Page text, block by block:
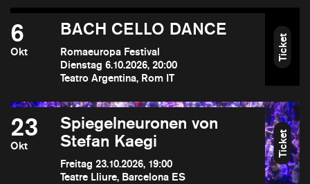
6
Okt
BACH CELLO DANCE
Romaeuropa Festival
Dienstag 6.10.2026, 20:00
Teatro Argentina, Rom IT
Ticket
23
Okt
Spiegelneuronen von
Stefan Kaegi
Freitag 23.10.2026, 19:00
Teatre Lliure, Barcelona ES
Ticket